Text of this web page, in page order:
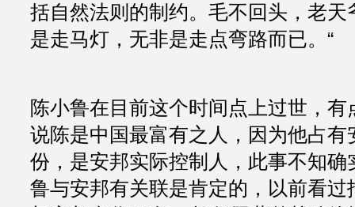
括自然法则的制约。毛不回头，老天
是走马灯，无非是走点弯路而已。“
陈小鲁在目前这个时间点上过世，有
说陈是中国最富有之人，因为他占有
份，是安邦实际控制人，此事不知确
鲁与安邦有关联是肯定的，以前看过